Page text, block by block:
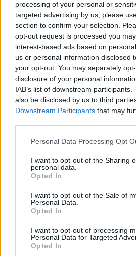
processing of your personal or
targeted advertising by us, please
section to confirm your selection.
opt-out request is processed you
interest-based ads based on
us or personal information disclosed
your opt-out. You may separately
disclosure of your personal
IAB’s list of downstream
also be disclosed by us to third
Downstream Participants that may
Personal Data Processing Opt
I want to opt-out of the Sharing
personal data.
Opted In
I want to opt-out of the Sale of
Personal Data.
Opted In
I want to opt-out of processing
Personal Data for Targeted
Opted In
Ακολουθήστε το E-
και μάθετε πρώτοιτα πιο hot
Για ακόμη περισσότερανέα,
ειδήσεωντου E-Daily.gr
Ακολουθήστε το E-Radio.gr
ΔΙΑΦΗΜΙΣΗ